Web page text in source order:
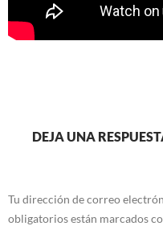
DEJA UNA
Tu dirección de correo
obligatorios están marcados